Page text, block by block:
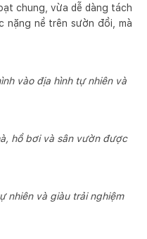
chung, vừa dễ dàng tách
nặng nề trên sườn đồi, mà
vào địa hình tự nhiên và
hồ bơi và sân vườn được
nhiên và giàu trải nghiệm